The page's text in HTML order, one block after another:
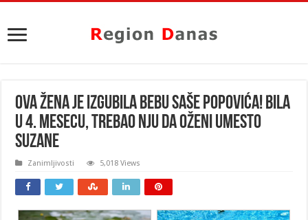
Ova žena je izgubila bebu Saše Popovića! Bila
u 4. mesecu, trebao nju da oženi umesto
Suzane
Zanimljivosti 5,018 Views